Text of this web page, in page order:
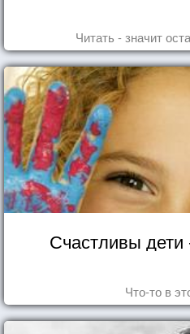
Читать - значит
Счастливы
Что-то в